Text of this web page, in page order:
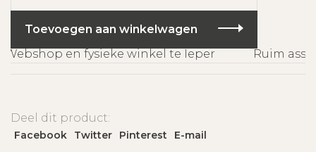
Toevoegen aan winkelwagen
en fysieke winkel te Ieper
Ruim
Deel dit product:
Facebook Twitter Pinterest E-mail